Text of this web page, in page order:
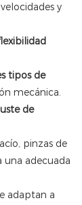
y
tipos de
mecánica.
de
pinzas de
una adecuada
adaptan a